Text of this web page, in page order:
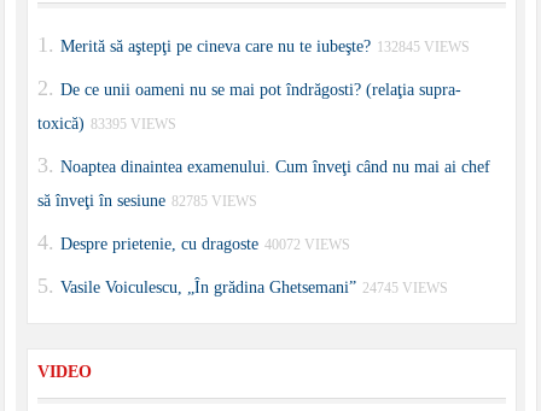
Merită să aştepţi pe cineva care nu te iubeşte? 132845 VIEWS
De ce unii oameni nu se mai pot îndrăgosti? (relaţia supra-
toxică) 83395 VIEWS
Noaptea dinaintea examenului. Cum înveţi când nu mai ai chef
să înveţi în sesiune 82785 VIEWS
Despre prietenie, cu dragoste 40072 VIEWS
Vasile Voiculescu, „În grădina Ghetsemani” 24745 VIEWS
VIDEO